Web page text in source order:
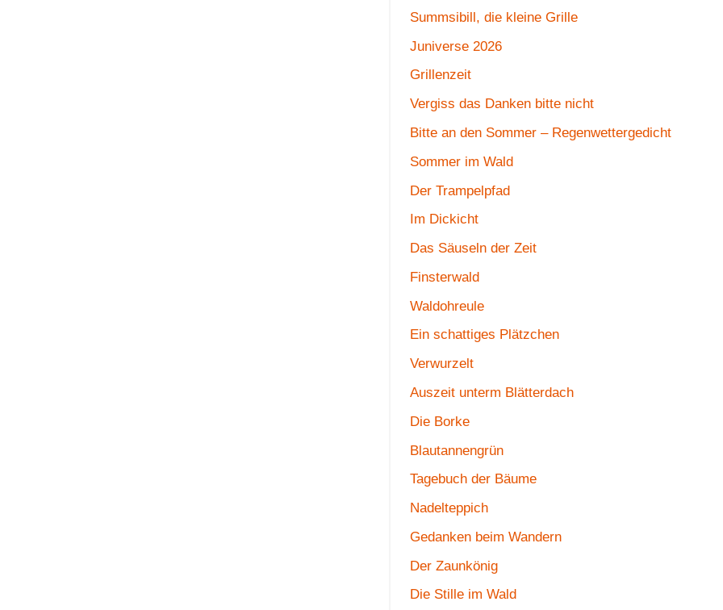
Summsibill, die kleine Grille
Juniverse 2026
Grillenzeit
Vergiss das Danken bitte nicht
Bitte an den Sommer – Regenwettergedicht
Sommer im Wald
Der Trampelpfad
Im Dickicht
Das Säuseln der Zeit
Finsterwald
Waldohreule
Ein schattiges Plätzchen
Verwurzelt
Auszeit unterm Blätterdach
Die Borke
Blautannengrün
Tagebuch der Bäume
Nadelteppich
Gedanken beim Wandern
Der Zaunkönig
Die Stille im Wald